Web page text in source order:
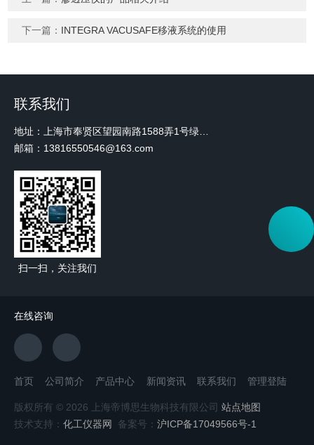
下一篇： INTEGRA VACUSAFE移液系统的使用
联系我们
邮箱：13816550546@163.com
扫一扫，关注我们
在线咨询
首页 公司简介 产品中心 新闻资讯 联系我们 管理登陆
版权所有 © 2026 上海帝博思生物科技有限公司 站点地图
技术支持： 化工仪器网 备案号： 沪ICP备17049566号-1